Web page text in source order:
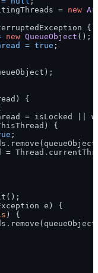
= new
{
new QueueObject ();
= true ;
{
= isLocked ||
{
;
=
e) {
) {